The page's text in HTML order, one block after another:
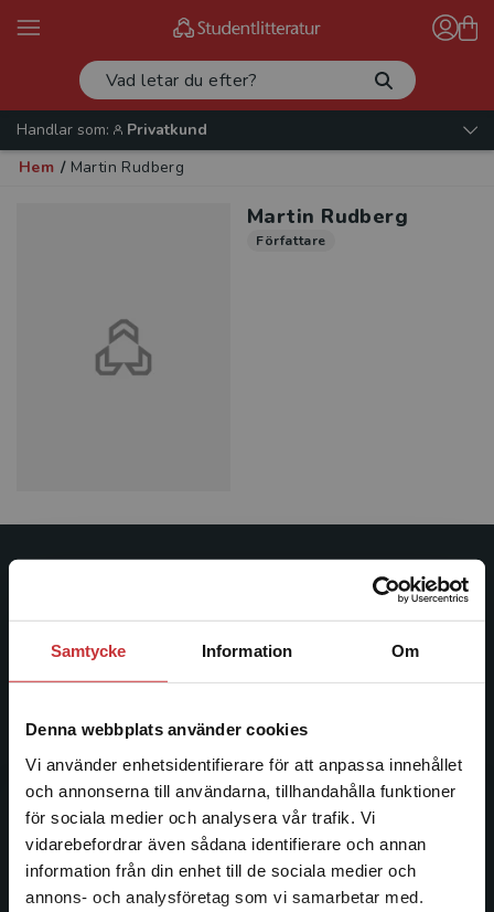
Samtycke Information Om
Denna webbplats använder cookies
Vi använder enhetsidentifierare för att anpassa innehållet
och annonserna till användarna, tillhandahålla funktioner
för sociala medier och analysera vår trafik. Vi
vidarebefordrar även sådana identifierare och annan
information från din enhet till de sociala medier och
annons- och analysföretag som vi samarbetar med.
Begränsad fraktregion
Handlar som:
Privatkund
Hem / Martin Rudberg
Martin Rudberg
Författare
ledande utbildningsförlag. Med läromedel, kurslitteratur,
facklitteratur, utbildningar och digitala
längs hela kunskapsresan.
Kontakta oss
Kontakta oss
046-31 20 00